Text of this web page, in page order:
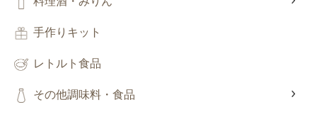
手作りキット
レトルト食品
その他調味料・食品